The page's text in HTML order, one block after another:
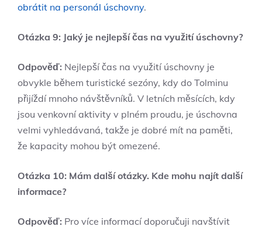
obrátit na personál úschovny.
Otázka 9: Jaký je nejlepší čas na využití úschovny?
Odpověď: Nejlepší čas na využití úschovny je
obvykle během turistické sezóny, kdy do Tolminu
přijíždí mnoho návštěvníků. V letních měsících, kdy
jsou venkovní aktivity v plném proudu, je úschovna
velmi vyhledávaná, takže je dobré mít na paměti,
že kapacity mohou být omezené.
Otázka 10: Mám další otázky. Kde mohu najít další
informace?
Odpověď: Pro více informací doporučuji navštívit